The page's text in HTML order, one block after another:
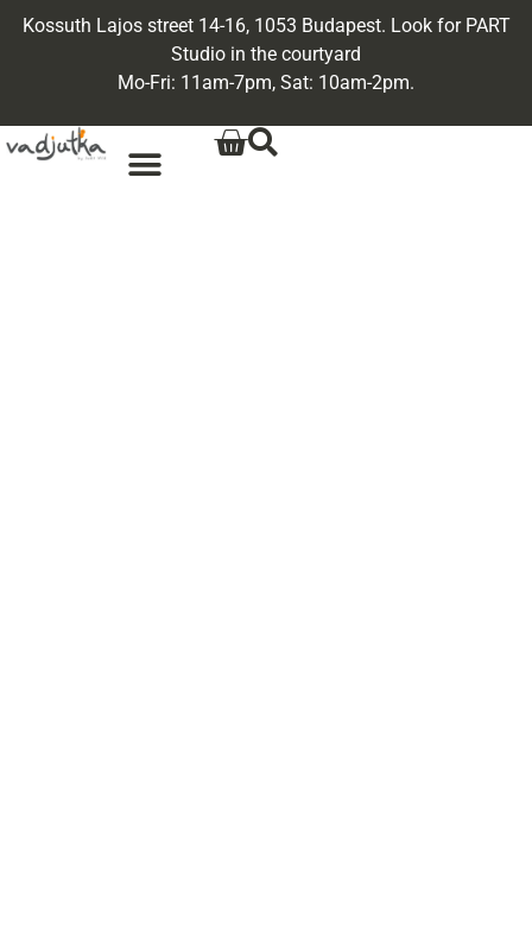
Kossuth Lajos street 14-16, 1053 Budapest. Look for PART
Studio in the courtyard
Mo-Fri: 11am-7pm, Sat: 10am-2pm.